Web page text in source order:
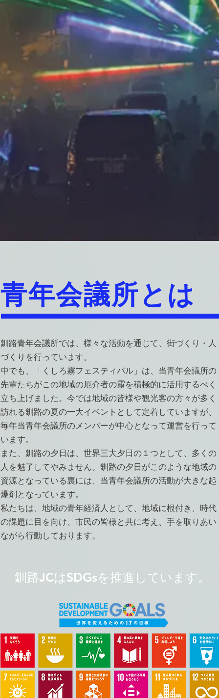
釧路JCはSDGsを推進しています。
釧路青年会議所では、様々な活動を通じて、街づくり・人
づくりを行っています。
中でも、「くしろ霧フェスティバル」は、当青年会議所の
先輩たちがこの地域の厄介者の霧を積極的に活用するべく
立ち上げました。今では地域の皆様や観光客の方々が多く
訪れる釧路の夏の一大イベントとして定着していますが、
毎年当青年会議所のメンバーが中心となって運営を行って
います。
また、釧路の夕日は、世界三大夕日の１つとして、多くの
人を魅了してやみません。釧路の夕日がこのような地域の
資源となっている裏には、当青年会議所の活動が大きな起
爆剤となっています。
私たちは、地域の青年経済人として、地域に根付き、時代
の課題に目を向け、市民の皆様と共に考え、手を取りあい
ながら行動しております。
青年会議所とは